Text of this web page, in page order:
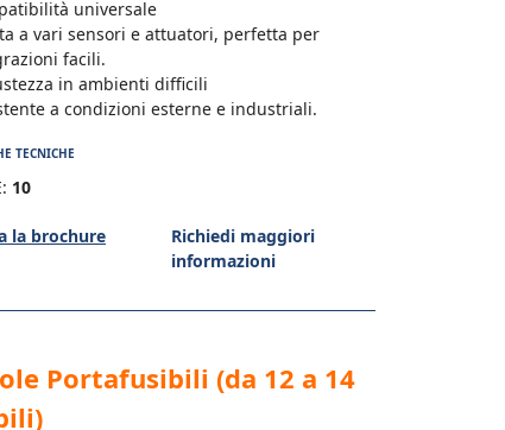
universale
a vari sensori e attuatori, perfetta per
facili.
in ambienti difficili
a condizioni esterne e industriali.
TECNICHE
10
la brochure
Richiedi maggiori
informazioni
Portafusibili (da 12 a 14